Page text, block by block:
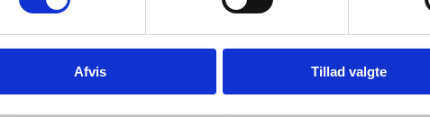
Afvis Tillad valgte
Hvad skal du opdatere